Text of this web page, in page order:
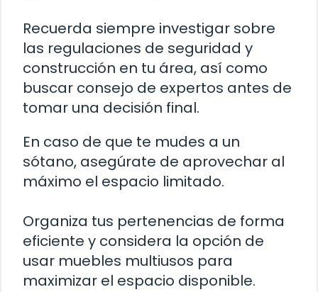
Recuerda siempre investigar sobre
las regulaciones de seguridad y
construcción en tu área, así como
buscar consejo de expertos antes de
tomar una decisión final.
En caso de que te mudes a un
sótano, asegúrate de aprovechar al
máximo el espacio limitado.
Organiza tus pertenencias de forma
eficiente y considera la opción de
usar muebles multiusos para
maximizar el espacio disponible.